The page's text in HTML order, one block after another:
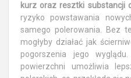
kurz oraz resztki substancji
ryzyko powstawania
samego polerowania. Bez
mogłyby działać jak
pogorszenia jego
powierzchni umożliwia